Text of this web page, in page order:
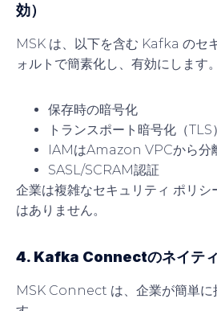
効）
MSK は、以下を含む Kafka のセ
ォルトで簡素化し、有効にします。
保存時の暗号化
トランスポート暗号化（TLS）
IAMはAmazon VPCから分
SASL/SCRAM認証
企業は複雑なセキュリティ ポリシ
はありません。
4. Kafka Connectのネイティ
MSK Connect は、企業が簡単に